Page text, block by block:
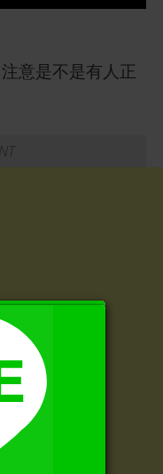
意是不是有人正